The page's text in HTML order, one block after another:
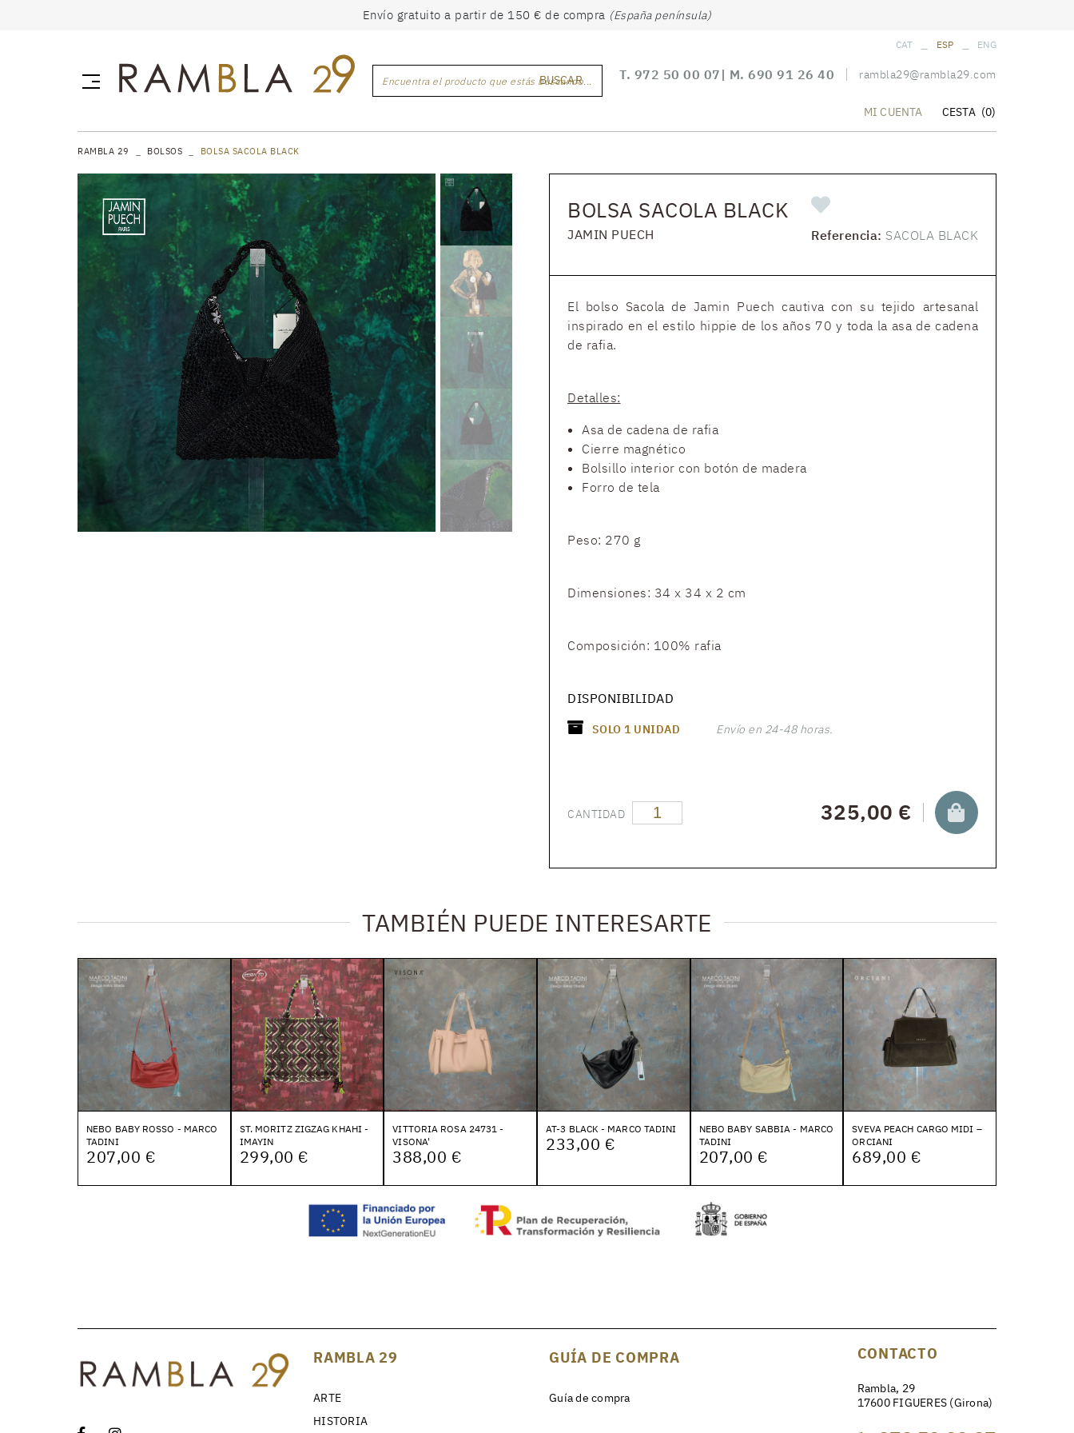
Envío gratuito a partir de 150 € de compra (España península)
Encuentra el producto que estás buscando...
BUSCAR
CAT ESP ENG
T. 972 50 00 07 | M. 690 91 26 40 rambla29@rambla29.com
MI CUENTA CESTA (0)
RAMBLA 29 BOLSOS BOLSA SACOLA BLACK
BOLSA SACOLA BLACK
JAMIN PUECH Referencia: SACOLA BLACK
El bolso Sacola de Jamin Puech cautiva con su tejido artesanal
inspirado en el estilo hippie de los años 70 y toda la asa de cadena
de rafia.
Detalles:
Asa de cadena de rafia
Cierre magnético
Bolsillo interior con botón de madera
Forro de tela
Peso: 270 g
Dimensiones: 34 x 34 x 2 cm
Composición: 100% rafia
DISPONIBILIDAD
SOLO 1 UNIDAD Envío en 24-48 horas.
CANTIDAD 325,00 €
TAMBIÉN PUEDE INTERESARTE
NEBO BABY ROSSO - MARCO
TADINI
207,00 €
ST. MORITZ ZIGZAG KHAHI -
IMAYIN
299,00 €
VITTORIA ROSA 24731 -
VISONA'
388,00 €
AT-3 BLACK - MARCO TADINI
233,00 €
NEBO BABY SABBIA - MARCO
TADINI
207,00 €
SVEVA PEACH CARGO MIDI –
ORCIANI
689,00 €
RAMBLA 29
ARTE
HISTORIA
GUÍA DE COMPRA
Guía de compra
CONTACTO
Rambla, 29
17600 FIGUERES (Girona)